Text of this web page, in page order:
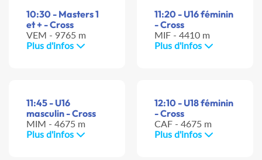
10:30 - Masters 1
et + - Cross
VEM - 9765 m
Plus d'infos
11:20 - U16 féminin
- Cross
MIF - 4410 m
Plus d'infos
11:45 - U16
masculin - Cross
MIM - 4675 m
Plus d'infos
12:10 - U18 féminin
- Cross
CAF - 4675 m
Plus d'infos